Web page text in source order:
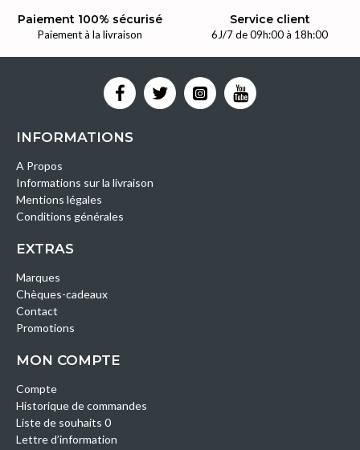
Paiement 100% sécurisé
Paiement à la livraison
Service client
6J/7 de 09h:00 à 18h:00
INFORMATIONS
A Propos
Informations sur la livraison
Mentions légales
Conditions générales
EXTRAS
Marques
Chèques-cadeaux
Contact
Promotions
MON COMPTE
Compte
Historique de commandes
Liste de souhaits 0
Lettre d’information